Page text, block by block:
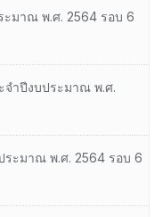
ะมาณ พ.ศ. 2564 รอบ 6
จำปีงบประมาณ พ.ศ.
ระมาณ พ.ศ. 2564 รอบ 6